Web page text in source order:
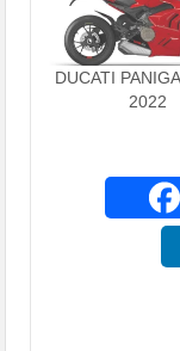
DUCATI
2022